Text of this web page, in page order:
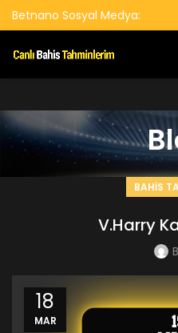
Betnano Sosyal Medya:
BAHIS
V.Harry
18
MAR